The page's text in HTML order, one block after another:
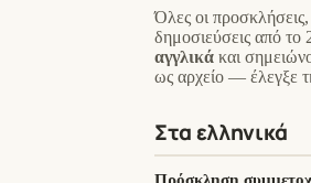
Όλες οι
δημοσιεύσεις από το
αγγλικά και
ως αρχείο — έλεγξε
Στα ελληνικά